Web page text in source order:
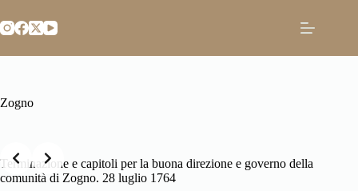
al
contenuto
Zogno
Terminazione e capitoli per la buona direzione e governo della
comunità di Zogno. 28 luglio 1764